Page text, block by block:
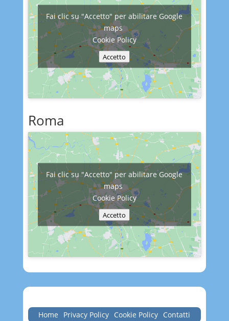
Fai clic su "Accetto" per abilitare Google
maps
Cookie Policy
Accetto
Roma
Fai clic su "Accetto" per abilitare Google
maps
Cookie Policy
Accetto
Home Privacy Policy Cookie Policy Contatti